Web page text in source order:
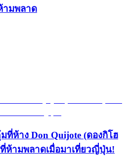
ามพลาด
ที่ห้าง Don Quijote (ดองกิโฮ
ห้ามพลาดเมื่อมาเที่ยวญี่ปุ่น!